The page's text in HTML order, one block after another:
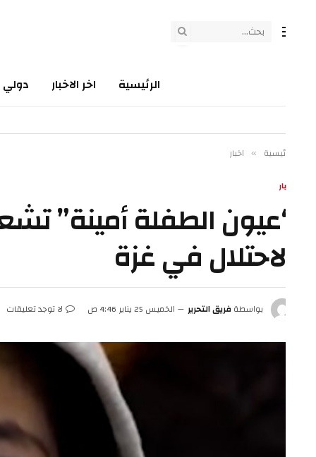
الرئيسية اخر الاخبار دولي
» اخبار
الطفلة أمينة”
في غزة
بواسطة فريق التحرير الخميس 25 يناير 4:46 ص لا توجد تعليقات 2 دقائق